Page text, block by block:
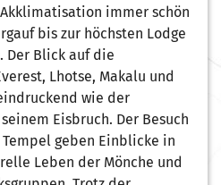
immer schön
bis zur höchsten Lodge
Der Blick auf die
Lhotse, Makalu und
wie der
Eisbruch. Der Besuch
geben Einblicke in
Leben der Mönche und